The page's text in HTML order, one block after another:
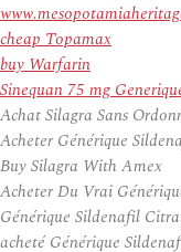
cheap Topamax
buy Warfarin
Sinequan 75 mg
Achat Silagra Sans
Acheter Générique
Buy Silagra With Amex
Acheter Du Vrai
Générique Sildenafil
acheté Générique